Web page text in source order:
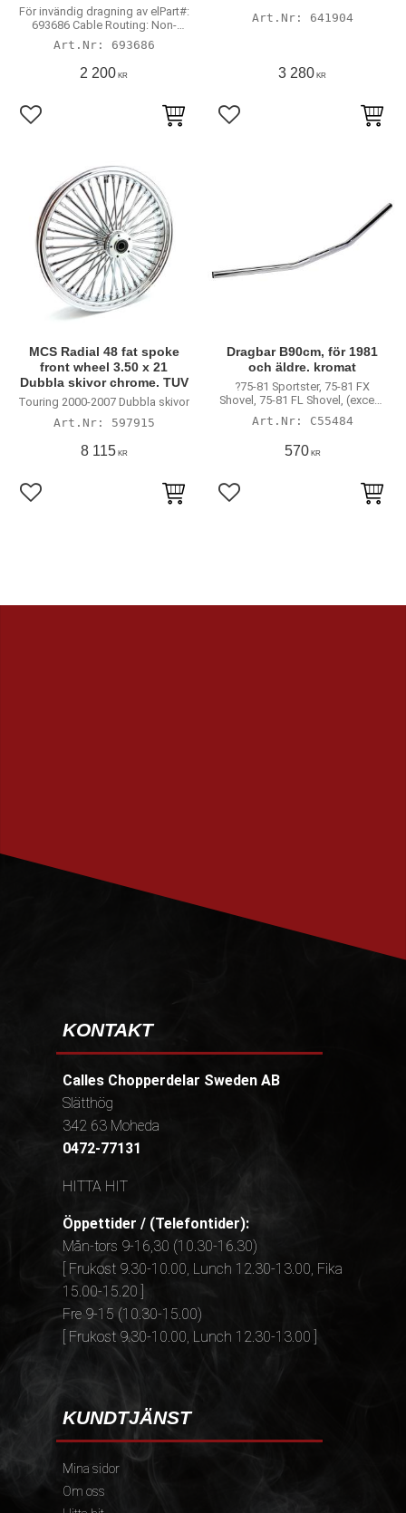
För invändig dragning av elPart#:
693686 Cable Routing: Non-
Dimpled, 4-Hole Color: Chrome
Height mm: 200 mm Bar ø: 1 1/4"
Pullback: 279 mm Clamp ø:
Integrated Risers Width: 775 mm
693686
2 200 KR
Lägg till i favoriter
641904
3 280 KR
Lägg till i favoriter
MCS Radial 48 fat spoke
front wheel 3.50 x 21
Dubbla skivor chrome. TUV
Touring 2000-2007 Dubbla skivor
597915
8 115KR
Lägg till i favoriter
Dragbar B90cm, för 1981
och äldre. kromat
?75-81 Sportster, 75-81 FX
Shovel, 75-81 FL Shovel, (except
80-81 FLT, 81 FLTC)
C55484
570KR
Lägg till i favoriter
KONTAKT
Calles Chopperdelar Sweden AB
Slätthög
342 63 Moheda
0472-77131
HITTA HIT
Öppettider / (Telefontider):
Mån-tors 9-16,30 (10.30-16.30)
[ Frukost 9.30-10.00, Lunch 12.30-13.00, Fika
15.00-15.20 ]
Fre 9-15 (10.30-15.00)
[ Frukost 9.30-10.00, Lunch 12.30-13.00 ]
KUNDTJÄNST
Mina sidor
Om oss